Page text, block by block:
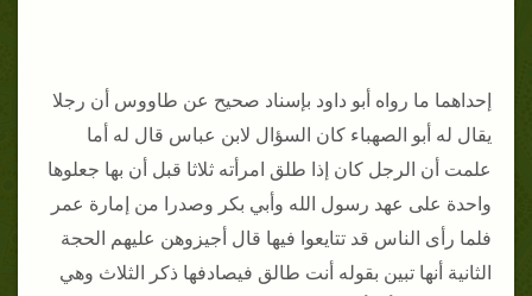
إحداهما ما رواه أبو داود بإسناد صحيح عن طاووس أن رجلا
يقال له أبو الصهباء كان السؤال لابن عباس قال له أما
علمت أن الرجل كان إذا طلق امرأته ثلاثا قبل أن بها جعلوها
واحدة على عهد رسول الله وأبي بكر وصدرا من إمارة عمر
فلما رأى الناس قد تتايعوا فيها قال أجيزوهن عليهم الحجة
الثانية أنها تبين بقوله أنت طالق فيصادفها ذكر الثلاث وهي